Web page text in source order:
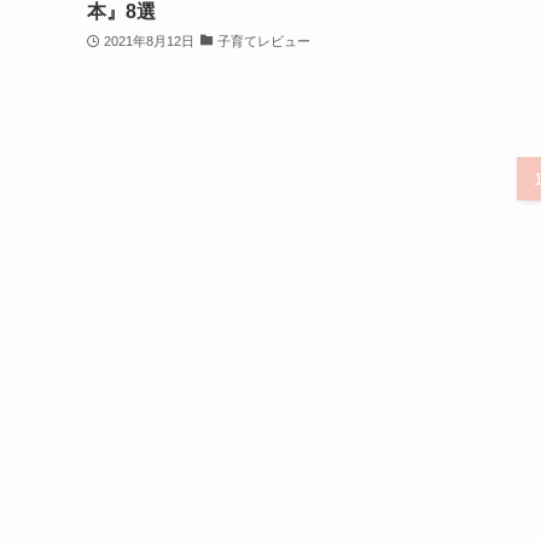
本』8選
2021年8月12日 子育てレビュー
1